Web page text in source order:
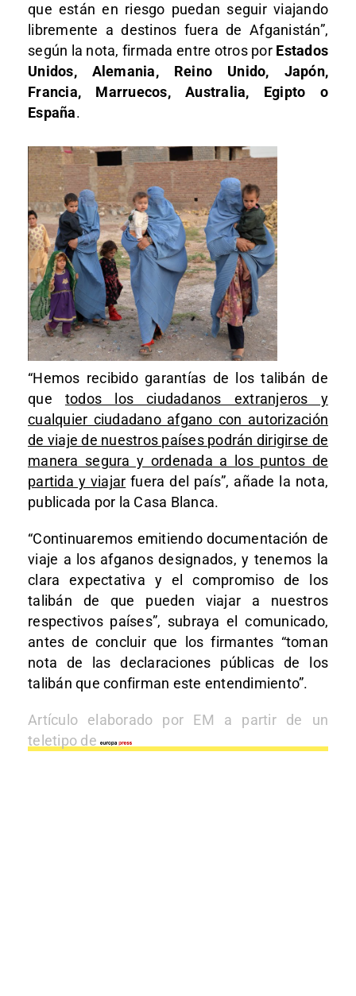
que están en riesgo puedan seguir viajando
libremente a destinos fuera de Afganistán”,
según la nota, firmada entre otros por Estados
Unidos, Alemania, Reino Unido, Japón,
Francia, Marruecos, Australia, Egipto o
España.
“Hemos recibido garantías de los talibán de
que todos los ciudadanos extranjeros y
cualquier ciudadano afgano con autorización
de viaje de nuestros países podrán dirigirse de
manera segura y ordenada a los puntos de
partida y viajar fuera del país”, añade la nota,
publicada por la Casa Blanca.
“Continuaremos emitiendo documentación de
viaje a los afganos designados, y tenemos la
clara expectativa y el compromiso de los
talibán de que pueden viajar a nuestros
respectivos países”, subraya el comunicado,
antes de concluir que los firmantes “toman
nota de las declaraciones públicas de los
talibán que confirman este entendimiento”.
Artículo elaborado por EM a partir de un
teletipo de